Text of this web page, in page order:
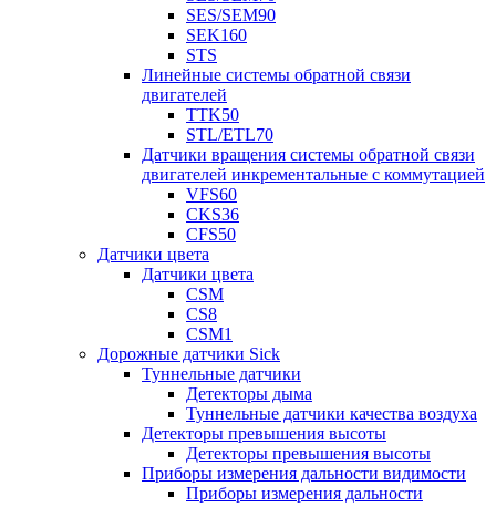
SES/SEM90
SEK160
STS
Линейные системы обратной связи
двигателей
TTK50
STL/ETL70
Датчики вращения системы обратной связи
двигателей инкрементальные с коммутацией
VFS60
CKS36
CFS50
Датчики цвета
Датчики цвета
CSM
CS8
CSM1
Дорожные датчики Sick
Туннельные датчики
Детекторы дыма
Туннельные датчики качества воздуха
Детекторы превышения высоты
Детекторы превышения высоты
Приборы измерения дальности видимости
Приборы измерения дальности